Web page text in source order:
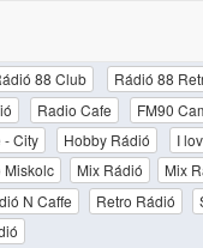
88 Club Rádió 88
Radio Cafe FM90
- City Hobby Rádió I
Miskolc Mix Rádió Mix
N Caffe Retro Rádió